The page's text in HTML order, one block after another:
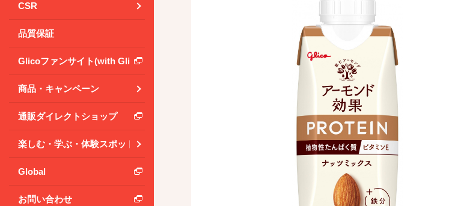
CSR
品質保証
Glicoファンサイト(with Glico Park)
商品・キャンペーン
通販ダイレクトショップ
楽しむ・学ぶ・体験スポット
Global
お問い合わせ